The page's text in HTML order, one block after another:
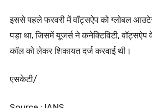
इससे पहले फरवरी में वॉट्सऐप को ग्लोबल
पड़ा था, जिसमें यूजर्स ने कनेक्टिविटी, वॉट्सऐप
कॉल को लेकर शिकायत दर्ज करवाई थी।
एसकेटी/